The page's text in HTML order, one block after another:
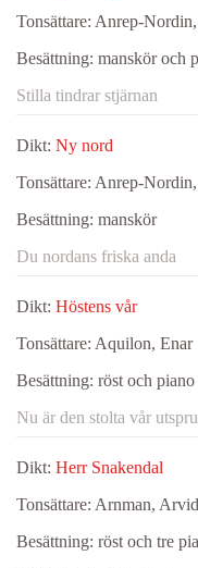
Tonsättare: Anrep-
Besättning: manskör och
Stilla tindrar stjärnan
Dikt: Ny nord
Tonsättare: Anrep-
Besättning: manskör
Du nordans friska anda
Dikt: Höstens vår
Tonsättare: Aquilon, Enar
Besättning: röst och piano
Nu är den stolta vår
Dikt: Herr Snakendal
Tonsättare: Arnman, Arvid
Besättning: röst och tre